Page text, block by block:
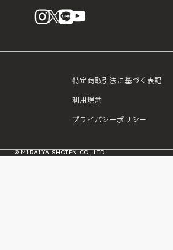
instagram
X LINE
特定商取引法に基づく表記
利用規約
プライバシーポリシー
© MIRAIYA SHOTEN CO., LTD.